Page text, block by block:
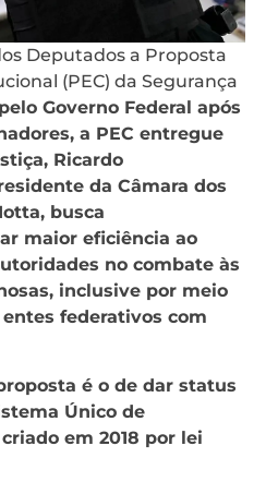
Deputados a Proposta
(PEC) da Segurança
Governo Federal após
a PEC entregue
Ricardo
da Câmara dos
busca
maior eficiência ao
no combate às
inclusive por meio
federativos com
é o de dar status
Único de
em 2018 por lei